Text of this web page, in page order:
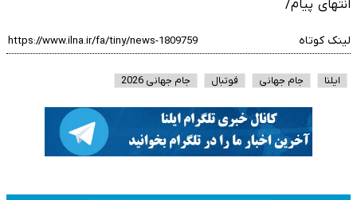
انتهای پیام/
لینک کوتاه
ایلنا جام جهانی فوتبال جام جهانی 2026